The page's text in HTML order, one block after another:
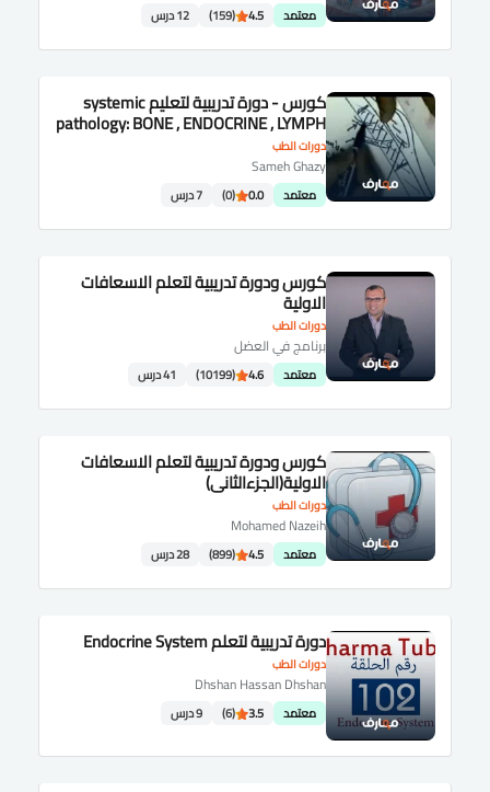
معتمد 4.5
(159) 12 درس
دورات الطب
كورس - دورة تدريبية لتعليم systemic
pathology: BONE , ENDOCRINE , LYMPH
,BLOOD and CNS.
Sameh Ghazy
معتمد 0.0
(0) 7 درس
دورات الطب
كورس ودورة تدريبية لتعلم الاسعافات
الاولية
برنامج في العضل
معتمد 4.6
(10199) 41 درس
دورات الطب
كورس ودورة تدريبية لتعلم الاسعافات
الاولية(الجزءالثانى)
Mohamed Nazeih
معتمد 4.5
(899) 28 درس
دورات الطب
دورة تدريبية لتعلم Endocrine System
Dhshan Hassan Dhshan
معتمد 3.5
(6) 9 درس